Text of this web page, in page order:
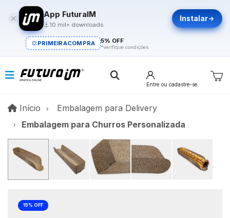
App FuturaIM
10 mil+ downloads
Instalar
PRIMEIRACOMPRA 5% OFF
*verifique condições
Entre ou cadastre-se
Início InícioEmbalagem para Delivery
Embalagem para Churros Personalizada
15% OFF